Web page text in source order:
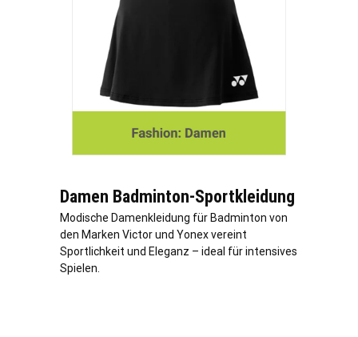
Damen Badminton-Sportkleidung
Modische Damenkleidung für Badminton von
den Marken Victor und Yonex vereint
Sportlichkeit und Eleganz – ideal für intensives
Spielen.